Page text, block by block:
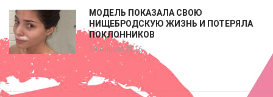
МОДЕЛЬ ПОКАЗАЛА СВОЮ
НИЩЕБРОДСКУЮ ЖИЗНЬ И ПОТЕРЯЛА
ПОКЛОННИКОВ
19 August 2016